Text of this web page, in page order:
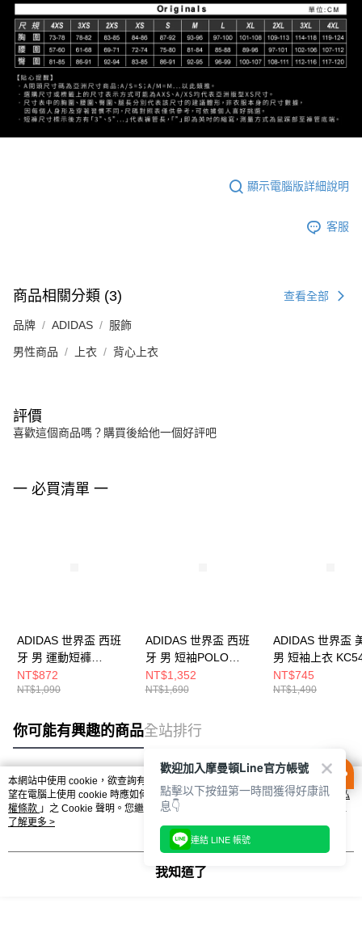
顯示電腦版詳細說明
客服
商品相關分類 (3) 查看全部
品牌 ADIDAS 服飾
男性商品 上衣 背心上衣
評價
喜歡這個商品嗎？購買後給他一個好評吧
一 必買清單 一
ADIDAS 世界盃 西班
牙 男 運動短褲
KA8189
NT$872
NT$1,090
ADIDAS 世界盃 西班
牙 男 短袖POLO
JZ2260
NT$1,352
NT$1,690
ADIDAS 世界盃
男 短袖上衣
NT$745
NT$1,490
你可能有興趣的商品全站排行
熱門標籤
本網站中使用 cookie，欲查詢有關本網站使用 cookie 方式之詳情，及若您不希
望在電腦上使用 cookie 時應如何變更電腦的 cookie 設定，請參閱本網站「
隱私
權條款 」之 Cookie 聲明。您繼續使用本網站即表示您同意本公司得按本網站使
用條款之 Cookie 聲明使用 cookie。
了解更多 >
我知道了
歡迎加入摩曼頓Line官方帳號
點擊以下按鈕第一時間獲得好康訊
息👇
連結 LINE 帳號